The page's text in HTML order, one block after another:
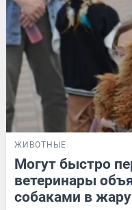
ЖИВОТНЫЕ
Могут быстро
ветеринары
собаками в жару